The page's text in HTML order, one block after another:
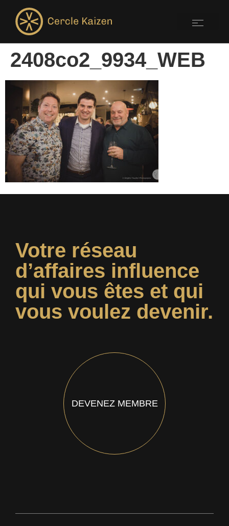
2408co2_9934_WEB
Votre réseau
d’affaires influence
qui vous êtes et qui
vous voulez devenir.
DEVENEZ MEMBRE